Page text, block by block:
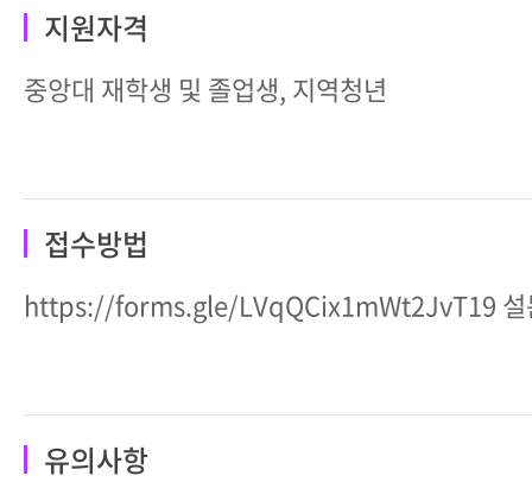
지원자격
중앙대 재학생 및 졸업생, 지역청년
접수방법
https://forms.gle/LVqQCix1mWt2JvT19 설
유의사항